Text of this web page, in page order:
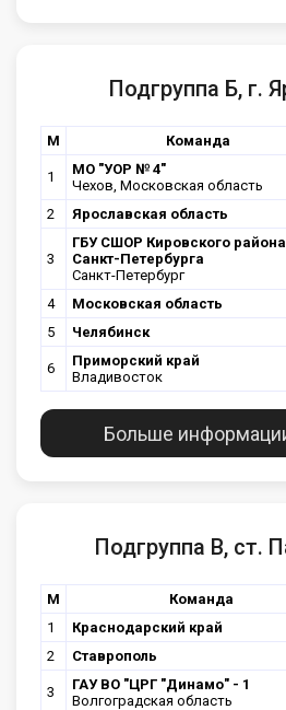
Подгруппа Б, г.
М Команда
1
МО "УОР № 4"
Чехов, Московская область
2 Ярославская область
3
ГБУ СШОР Кировского района
Санкт-Петербурга
Санкт-Петербург
4 Московская область
5
Челябинск
6
Приморский край
Владивосток
Больше
Подгруппа В, ст.
М Команда
1
Краснодарский край
2
Ставрополь
3
ГАУ ВО "ЦРГ "Динамо" - 1
Волгоградская область